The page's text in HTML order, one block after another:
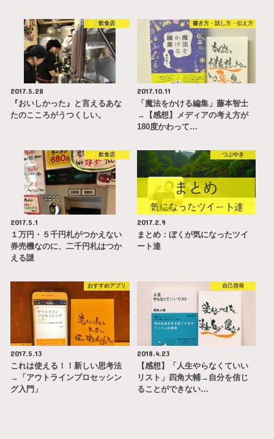
飲食店
2017.5.28
『おいしかった』と言えるあな
たのこころがうつくしい。
書き方・話し方・伝え方
2017.10.11
「魔法をかける編集」藤本智士
→【感想】メディアの考え方が
180度かわって…
飲食店
2017.5.1
１万円・５千円札がつかえない
券売機なのに、二千円札はつか
える謎
つぶやき
2017.2.9
まとめ：ぼくが気になったツイ
ート達
おすすめアプリ
2017.5.13
これは使える！！新しい思考法
→「アウトラインプロセッシン
グ入門」
自己啓発
2018.4.23
【感想】「人生やらなくていい
リスト」四角大輔→自分を信じ
ることができない…